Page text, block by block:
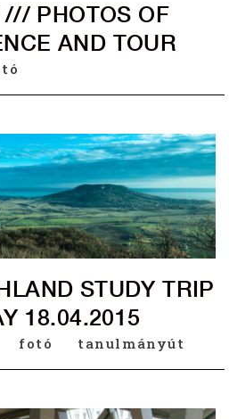
PHOTOS OF
AND TOUR
STUDY TRIP
18.04.2015
fotó tanulmányút